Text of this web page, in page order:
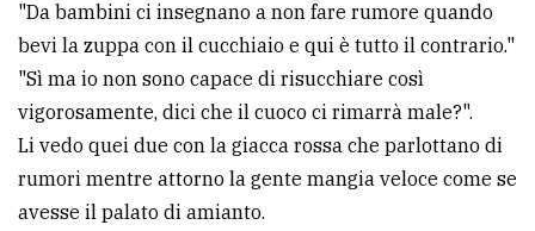
PRIVACY
"Da bambini ci insegnano a non fare rumore quando
bevi la zuppa con il cucchiaio e qui è tutto il contrario."
"Sì ma io non sono capace di risucchiare così
vigorosamente, dici che il cuoco ci rimarrà male?".
Li vedo quei due con la giacca rossa che parlottano di
rumori mentre attorno la gente mangia veloce come se
avesse il palato di amianto.